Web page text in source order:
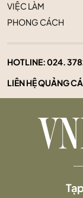
VIỆC LÀM
PHONG CÁCH
HOTLINE:024.
LIÊN HỆ QUẢNG